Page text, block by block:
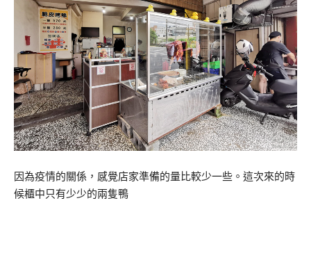
因為疫情的關係，感覺店家準備的量比較少一些。這次來的時
候櫃中只有少少的兩隻鴨